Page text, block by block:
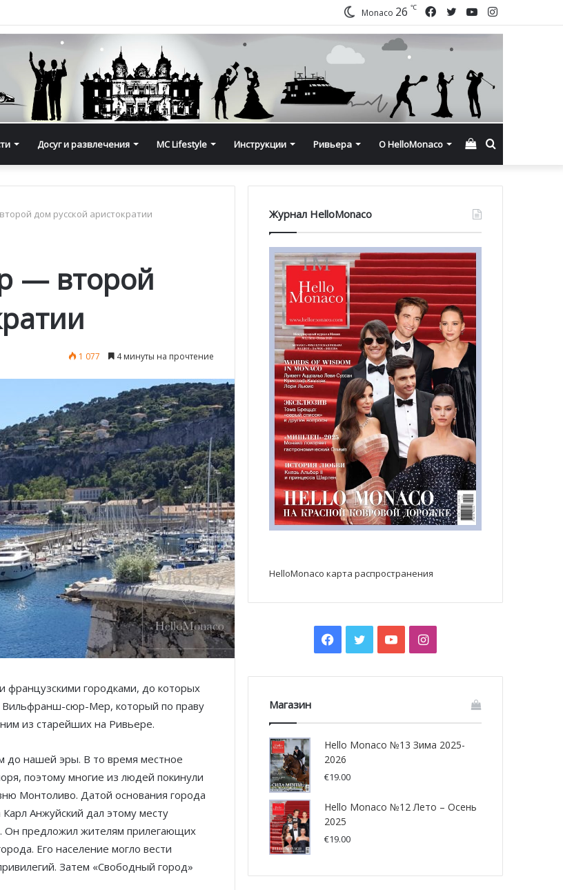
Instagram
YouTube
Twitter
Facebook
Monaco 26 ℃
Досуг и развлечения MC Lifestyle Инструкции Ривьера О HelloMonaco Смотреть
корзину
дом русской аристократии
— второй
1 077 4 минуты на прочтение
французскими городками, до которых
Вильфранш-сюр-Мер, который по праву
из старейших на Ривьере.
до нашей эры. В то время местное
поэтому многие из людей покинули
Монтоливо. Датой основания города
Анжуйский дал этому месту
Он предложил жителям прилегающих
Его население могло вести
Затем «Свободный город»
Журнал HelloMonaco
HelloMonaco карта распространения
Facebook
TwitterYouTubeInstagram
Магазин
Hello Monaco №13 Зима 2025-
2026
€19.00
Hello Monaco №12 Лето – Осень
2025
€19.00